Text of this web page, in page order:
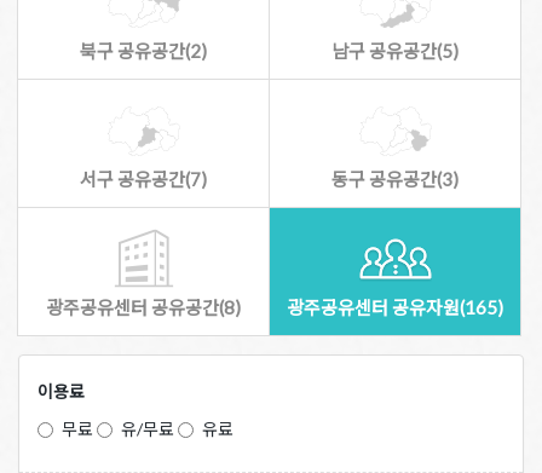
북구 공유공간(2) 남구 공유공간(5)
서구 공유공간(7) 동구 공유공간(3)
광주공유센터 공유공간(8) 광주공유센터 공유자원(165)
이용료
무료
유/무료 유료